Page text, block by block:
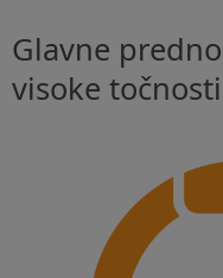
Glavne
visoke točnosti